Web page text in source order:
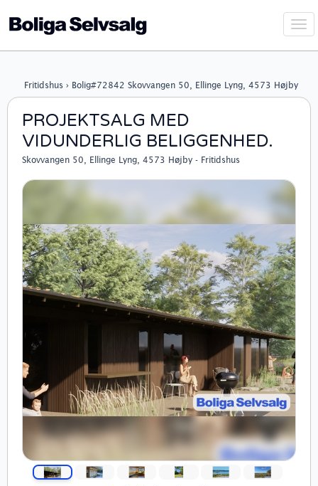
Vis
Fritidshus › Bolig#72842 Skovvangen 50, Ellinge Lyng, 4573 Højby
PROJEKTSALG MED
VIDUNDERLIG BELIGGENHED.
Skovvangen 50, Ellinge Lyng, 4573 Højby - Fritidshus